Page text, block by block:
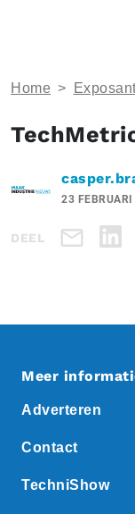
Home >
23
DEEL
Meer
Adverteren
Contact
TechniShow